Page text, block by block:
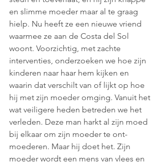
en slimme moeder maar al te graag
hielp. Nu heeft ze een nieuwe vriend
waarmee ze aan de Costa del Sol
woont. Voorzichtig, met zachte
interventies, onderzoeken we hoe zijn
kinderen naar haar hem kijken en
waarin dat verschilt van of lijkt op hoe
hij met zijn moeder omging. Vanuit het
wat veiligere heden betreden we het
verleden. Deze man harkt al zijn moed
bij elkaar om zijn moeder te ont-
moederen. Maar hij doet het. Zijn
moeder wordt een mens van vlees en